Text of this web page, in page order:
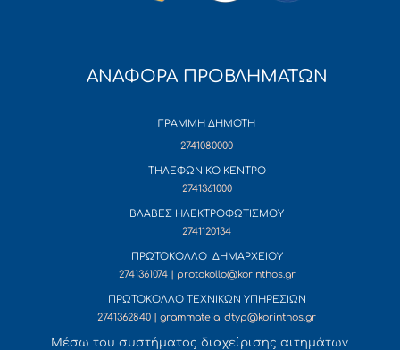
ΑΝΑΦΟΡΑ ΠΡΟΒΛΗΜΑΤΩΝ
ΓΡΑΜΜΗ ΔΗΜΟΤΗ
2741080000
ΤΗΛΕΦΩΝΙΚΟ ΚΕΝΤΡΟ
2741361000
ΒΛΑΒΕΣ ΗΛΕΚΤΡΟΦΩΤΙΣΜΟΥ
2741120134
ΠΡΩΤΟΚΟΛΛΟ ΔΗΜΑΡΧΕΙΟΥ
2741361074 | protokollo@korinthos.gr
ΠΡΩΤΟΚΟΛΛΟ ΤΕΧΝΙΚΩΝ ΥΠΗΡΕΣΙΩΝ
2741362840 | grammateia_dtyp@korinthos.gr
Mέσω του συστήματος διαχείρισης αιτημάτων